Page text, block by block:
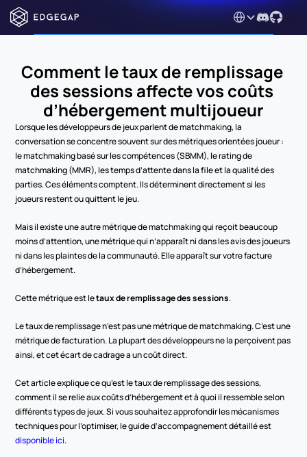
Select Language
Comment le taux de remplissage
des sessions affecte vos coûts
d’hébergement multijoueur
Lorsque les développeurs de jeux parlent de matchmaking, la
conversation se concentre souvent sur des métriques orientées joueur :
le matchmaking basé sur les compétences (SBMM), le rating de
matchmaking (MMR), les temps d’attente dans la file et la qualité des
parties. Ces éléments comptent. Ils déterminent directement si les
joueurs restent ou quittent le jeu.
Mais il existe une autre métrique de matchmaking qui reçoit beaucoup
moins d’attention, une métrique qui n’apparaît ni dans les avis des joueurs
ni dans les plaintes de la communauté. Elle apparaît sur votre facture
d’hébergement.
Cette métrique est le taux de remplissage des sessions.
Le taux de remplissage n’est pas une métrique de matchmaking. C’est une
métrique de facturation. La plupart des développeurs ne la perçoivent pas
ainsi, et cet écart de cadrage a un coût direct.
Cet article explique ce qu’est le taux de remplissage des sessions,
comment il se relie aux coûts d’hébergement et à quoi il ressemble selon
différents types de jeux. Si vous souhaitez approfondir les mécanismes
disponible ici.